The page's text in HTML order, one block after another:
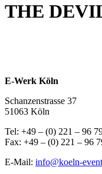
THE
E-Werk Köln
Schanzenstrasse 37
51063 Köln
Tel: +49 – (0) 221 – 96
Fax: +49 – (0) 221 – 96
E-Mail: info@koeln-